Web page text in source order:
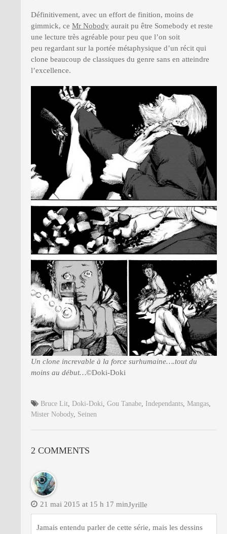
Définitivement, avec un effort de finition, moins de
gimmick, ce Mr Nobody aurait pu être Somebody et reste
une lecture très agréable pour peu que l’on soit
peu regardant sur la portée métaphysique d’un récit qui
clone beaucoup de classiques du genre sans en atteindre
l’excellence.
Un clone increvable à la force surhumaine….tout du
moins au début…©Doki-Doki
Bruce Lit, Doki-Doki, Gou Tanabe, Independants, Mangas,
Mister Nobody, Seinen
2 COMMENTS
Jyrille
21 mai 2015 at 15 h 17 min
Jamais entendu parler de cette série, mais les dessins